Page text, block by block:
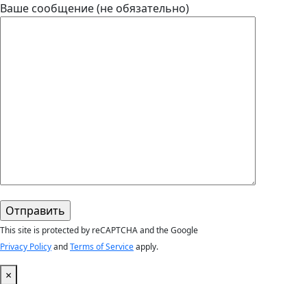
Ваше сообщение (не обязательно)
This site is protected by reCAPTCHA and the Google
Privacy PolicyandTerms of Serviceapply.
×